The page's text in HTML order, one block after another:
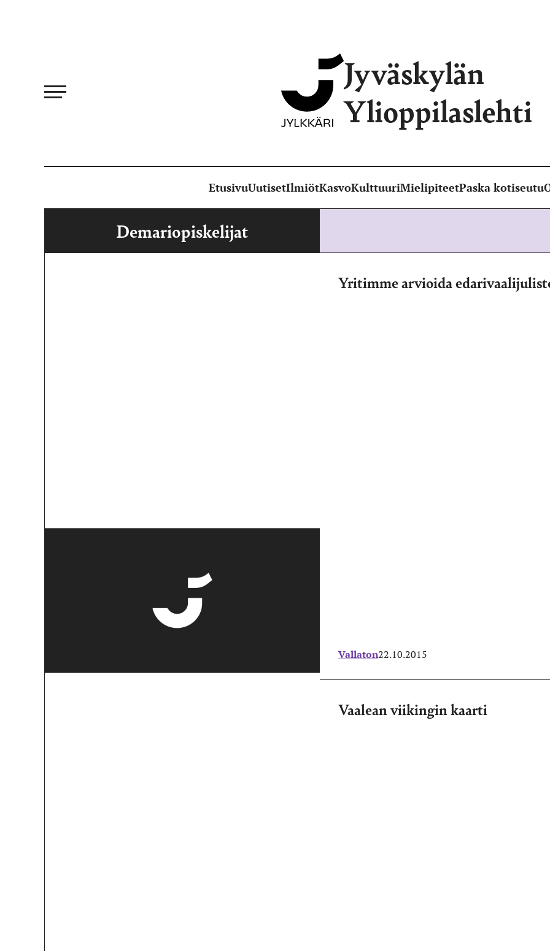
Jyväskylän
Ylioppilaslehti
EtusivuUutisetIlmiötKasvoKulttuuriMielipiteetPaska kotiseutu
Demariopiskelijat
Yritimme arvioida
Vallaton22.10.2015
Vaalean viikingin kaarti